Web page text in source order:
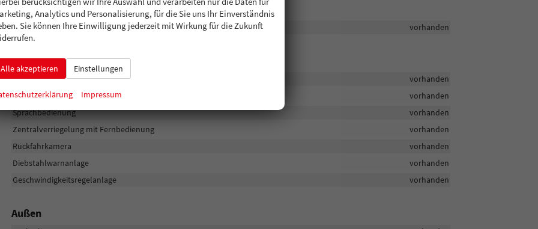
Infotainment & Kommunikation
USB-Schnittstelle vorhanden
Sicherheit & Assistenz
LED-Tagfahrlicht
vorhanden
Dämmerungssensor
vorhanden
Sprachbedienung
vorhanden
Zentralverriegelung mit Fernbedienung
vorhanden
Rückfahrkamera
vorhanden
Diebstahlwarnanlage
vorhanden
Geschwindigkeitsregelanlage
vorhanden
Außen
Analytics und Personalisierung, für die Sie uns Ihr Einverständnis
Sie können Ihre Einwilligung jederzeit mit Wirkung für die Zukunft
Alle akzeptieren Einstellungen
Impressum